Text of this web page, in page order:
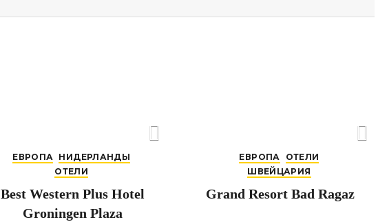
ЕВРОПА НИДЕРЛАНДЫ
ОТЕЛИ
Best Western Plus Hotel
Groningen Plaza
ЕВРОПА
ОТЕЛИ
ШВЕЙЦАРИЯ
Grand Resort Bad Ragaz